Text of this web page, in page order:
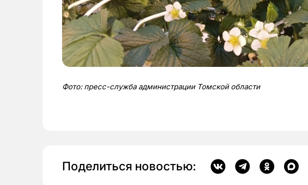
Фото: пресс-служба администрации Томской области
Поделиться новостью: